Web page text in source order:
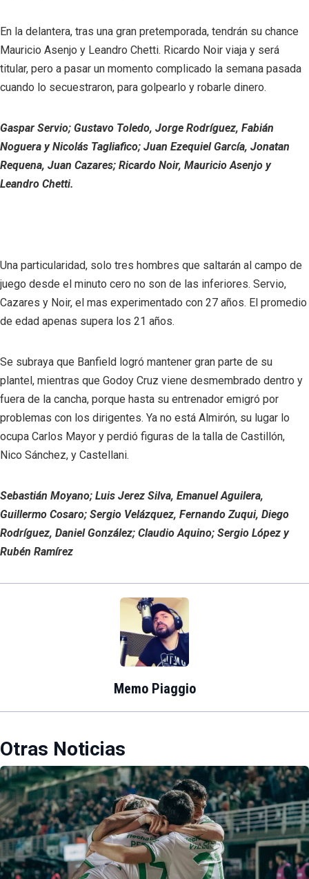
En la delantera, tras una gran pretemporada, tendrán su chance
Mauricio Asenjo y Leandro Chetti. Ricardo Noir viaja y será
titular, pero a pasar un momento complicado la semana pasada
cuando lo secuestraron, para golpearlo y robarle dinero.
Gaspar Servio; Gustavo Toledo, Jorge Rodríguez, Fabián
Noguera y Nicolás Tagliafico; Juan Ezequiel García, Jonatan
Requena, Juan Cazares; Ricardo Noir, Mauricio Asenjo y
Leandro Chetti.
Una particularidad, solo tres hombres que saltarán al campo de
juego desde el minuto cero no son de las inferiores. Servio,
Cazares y Noir, el mas experimentado con 27 años. El promedio
de edad apenas supera los 21 años.
Se subraya que Banfield logró mantener gran parte de su
plantel, mientras que Godoy Cruz viene desmembrado dentro y
fuera de la cancha, porque hasta su entrenador emigró por
problemas con los dirigentes. Ya no está Almirón, su lugar lo
ocupa Carlos Mayor y perdió figuras de la talla de Castillón,
Nico Sánchez, y Castellani.
Sebastián Moyano; Luis Jerez Silva, Emanuel Aguilera,
Guillermo Cosaro; Sergio Velázquez, Fernando Zuqui, Diego
Rodríguez, Daniel González; Claudio Aquino; Sergio López y
Rubén Ramírez
Memo Piaggio
Otras Noticias